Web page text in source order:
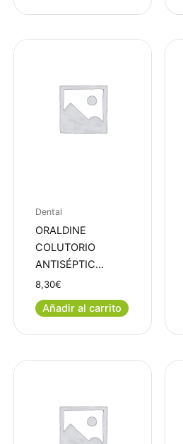
Dental
ORALDINE
COLUTORIO
ANTISÉPTIC…
8,30€
Añadir al carrito